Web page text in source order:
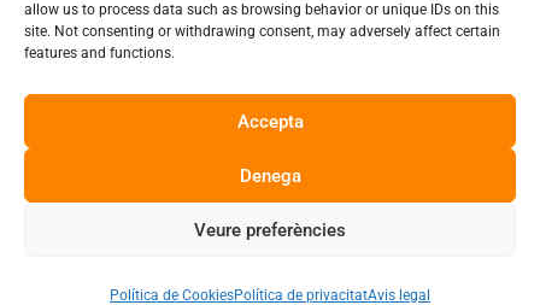
allow us to process data such as browsing behavior or unique IDs on this
site. Not consenting or withdrawing consent, may adversely affect certain
features and functions.
Accepta
Denega
Veure preferències
Política de CookiesPolítica de privacitatAvis legal
L’Institut Pere Martell executa un projecte
10:13 am
Copyright © Institut Pere Martell